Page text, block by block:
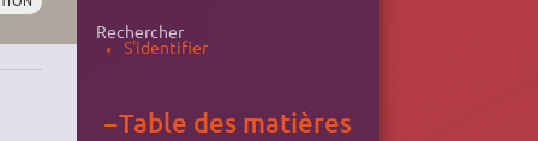
Rechercher
S'identifier
−Table des matières